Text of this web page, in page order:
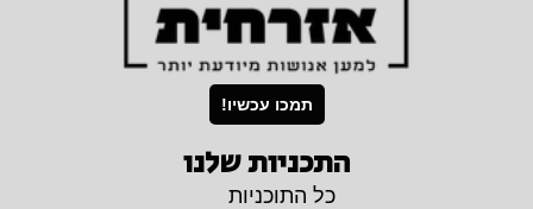
תמכו עכשיו!
התכניות שלנו
כל התוכניות